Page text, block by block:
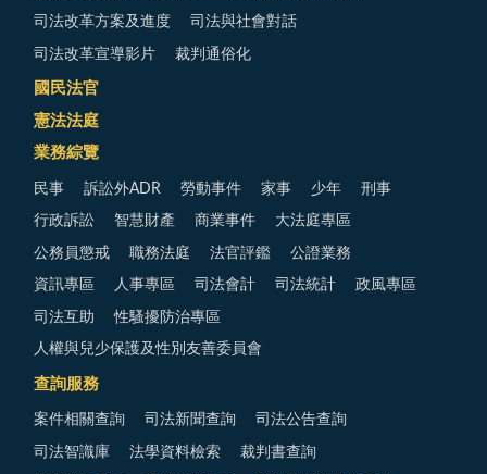
司法改革方案及進度 司法與社會對話
司法改革宣導影片 裁判通俗化
國民法官
憲法法庭
業務綜覽
民事 訴訟外ADR 勞動事件 家事 少年 刑事
行政訴訟 智慧財產 商業事件 大法庭專區
公務員懲戒 職務法庭 法官評鑑 公證業務
資訊專區 人事專區 司法會計 司法統計 政風專區
司法互助 性騷擾防治專區
人權與兒少保護及性別友善委員會
查詢服務
案件相關查詢 司法新聞查詢 司法公告查詢
司法智識庫 法學資料檢索 裁判書查詢